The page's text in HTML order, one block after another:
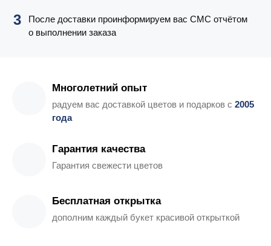
После доставки проинформируем вас СМС отчётом
о выполнении заказа
Многолетний опыт
радуем вас доставкой цветов и подарков с 2005
года
Гарантия качества
Гарантия свежести цветов
Бесплатная открытка
дополним каждый букет красивой открыткой